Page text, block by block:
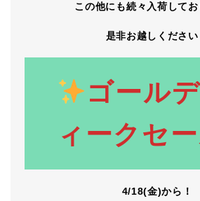
この他にも続々入荷してお
是非お越しください
ゴール
ィークセ
4/18(金)から！